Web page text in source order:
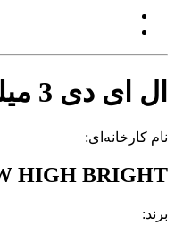
ال ای دی 3 میلی متر زرد شفاف
نام کارخانه‌ای:
HIGH BRIGHT
برند: